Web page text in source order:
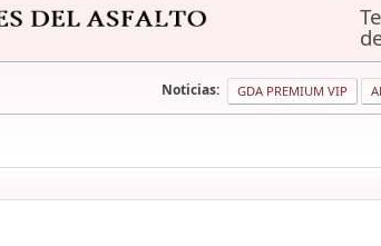
Noticias: GDA PREMIUM VIP